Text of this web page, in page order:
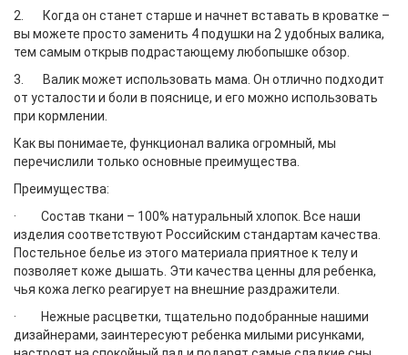
2. Когда он станет старше и начнет вставать в кроватке –
вы можете просто заменить 4 подушки на 2 удобных валика,
тем самым открыв подрастающему любопышке обзор.
3. Валик может использовать мама. Он отлично подходит
от усталости и боли в пояснице, и его можно использовать
при кормлении.
Как вы понимаете, функционал валика огромный, мы
перечислили только основные преимущества.
Преимущества:
· Состав ткани – 100% натуральный хлопок. Все наши
изделия соответствуют Российским стандартам качества.
Постельное белье из этого материала приятное к телу и
позволяет коже дышать. Эти качества ценны для ребенка,
чья кожа легко реагирует на внешние раздражители.
· Нежные расцветки, тщательно подобранные нашими
дизайнерами, заинтересуют ребенка милыми рисунками,